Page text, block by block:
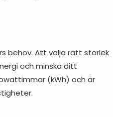
behov. Att välja rätt storlek
och minska ditt
(kWh) och är